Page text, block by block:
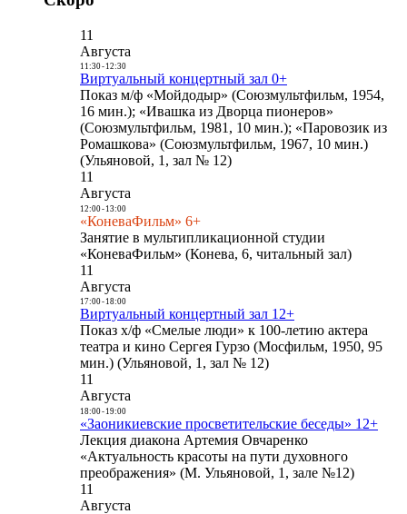
11
Августа
11:30- 12:30
Виртуальный концертный зал 0+
Показ м/ф «Мойдодыр» (Союзмультфильм, 1954,
16 мин.); «Ивашка из Дворца пионеров»
(Союзмультфильм, 1981, 10 мин.); «Паровозик из
Ромашкова» (Союзмультфильм, 1967, 10 мин.)
(Ульяновой, 1, зал № 12)
11
Августа
12:00- 13:00
«КоневаФильм» 6+
Занятие в мультипликационной студии
«КоневаФильм» (Конева, 6, читальный зал)
11
Августа
17:00- 18:00
Виртуальный концертный зал 12+
Показ х/ф «Смелые люди» к 100-летию актера
театра и кино Сергея Гурзо (Мосфильм, 1950, 95
мин.) (Ульяновой, 1, зал № 12)
11
Августа
18:00- 19:00
«Заоникиевские просветительские беседы» 12+
Лекция диакона Артемия Овчаренко
«Актуальность красоты на пути духовного
преображения» (М. Ульяновой, 1, зале №12)
11
Августа